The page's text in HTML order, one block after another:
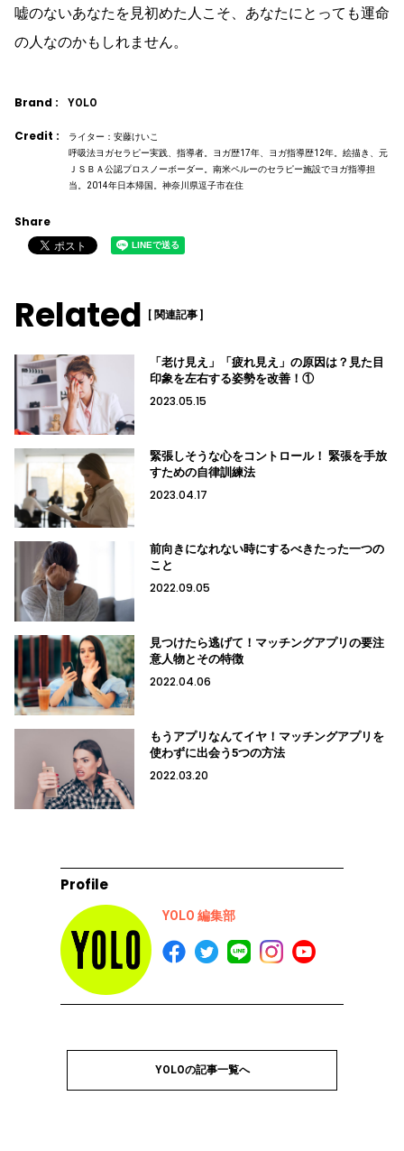
嘘のないあなたを見初めた人こそ、あなたにとっても運命
の人なのかもしれません。
Brand : YOLO
Credit :
ライター：安藤けいこ
呼吸法ヨガセラピー実践、指導者。ヨガ歴17年、ヨガ指導歴12年。絵描き、元
ＪＳＢＡ公認プロスノーボーダー。南米ペルーのセラピー施設でヨガ指導担
当。2014年日本帰国。神奈川県逗子市在住
Share
Related [ 関連記事 ]
「老け見え」「疲れ見え」の原因は？見た目
印象を左右する姿勢を改善！①
2023.05.15
緊張しそうな心をコントロール！ 緊張を手放
すための自律訓練法
2023.04.17
前向きになれない時にするべきたった一つの
こと
2022.09.05
見つけたら逃げて！マッチングアプリの要注
意人物とその特徴
2022.04.06
もうアプリなんてイヤ！マッチングアプリを
使わずに出会う5つの方法
2022.03.20
Profile
YOLO 編集部
YOLOの記事一覧へ